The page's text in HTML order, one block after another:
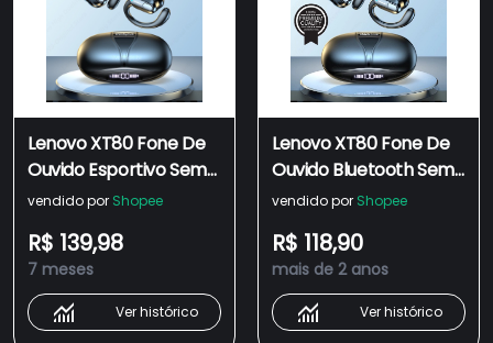
Lenovo XT80 Fone De
Ouvido Esportivo Sem
Fio Fone Bluetooth 5.3
HiFi Com
Cancelamento De
Ruído Microfone Para
LED Dispaly
vendido por Shopee
R$ 139,98
7 meses
Ver histórico
Lenovo XT80 Fone De
Ouvido Bluetooth Sem
Fio Esportivo hifi
Sonora/Longa Duração
Da Bateria/IP67
vendido por Shopee
R$ 118,90
mais de 2 anos
Ver histórico